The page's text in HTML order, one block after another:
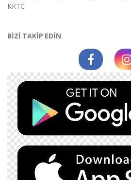
KKTC
BİZİ TAKİP EDİN